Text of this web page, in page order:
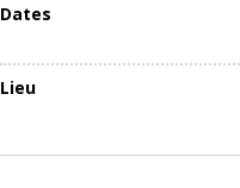
Dates
Lieu